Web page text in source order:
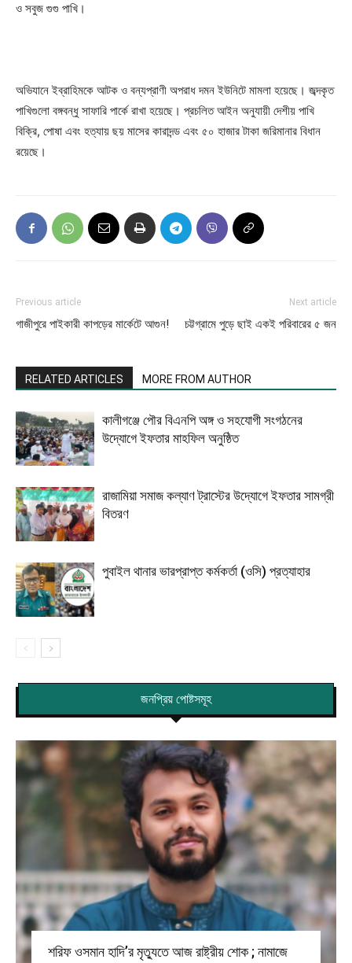
ও সবুজ গুগু পাখি।
অভিযানে ইব্রাহিমকে আটক ও বন্যপ্রাণী অপরাধ দমন ইউনিটে মামলা হয়েছে। জব্দকৃত
পাখিগুলো বঙ্গবন্ধু সাফারি পার্কে রাখা হয়েছে। প্রচলিত আইন অনুযায়ী দেশীয় পাখি
বিক্রি, পোষা এবং হত্যায় ছয় মাসের কারাদন্ড এবং ৫০ হাজার টাকা জরিমানার বিধান
রয়েছে।
Previous article
গাজীপুরে পাইকারী কাপড়ের মার্কেটে আগুন!
Next article
চট্টগ্রামে পুড়ে ছাই একই পরিবারের ৫ জন
RELATED ARTICLES MORE FROM AUTHOR
কালীগঞ্জে পৌর বিএনপি অঙ্গ ও সহযোগী সংগঠনের
উদ্যোগে ইফতার মাহফিল অনুষ্ঠিত
রাজামিয়া সমাজ কল্যাণ ট্রাস্টের উদ্যোগে ইফতার সামগ্রী
বিতরণ
পুবাইল থানার ভারপ্রাপ্ত কর্মকর্তা (ওসি) প্রত্যাহার
জনপ্রিয় পোষ্টসমূহ
শরিফ ওসমান হাদি’র মৃত্যুতে আজ রাষ্ট্রীয় শোক ; নামাজে